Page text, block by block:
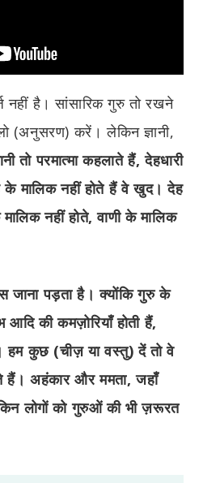
नहीं है। सांसारिक गुरु तो रखने
(अनुसरण) करें। लेकिन ज्ञानी,
तो परमात्मा कहलाते हैं, देहधारी
के मालिक नहीं होते हैं वे खुद। देह
नहीं होते, वाणी के मालिक
जाना पड़ता है। क्योंकि गुरु के
आदि की कमज़ोरियाँ होती हैं,
हम कुछ (चीज़ या वस्तु) दें तो वे
हैं। अहंकार और ममता, जहाँ
लोगों को गुरुओं की भी ज़रूरत